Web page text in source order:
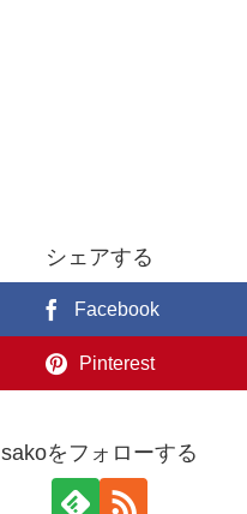
シェアする
Facebook
Pinterest
sakoをフォローする